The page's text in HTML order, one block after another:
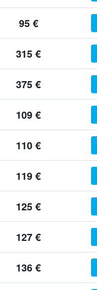
95 €
315 €
375 €
109 €
110 €
119 €
125 €
127 €
136 €